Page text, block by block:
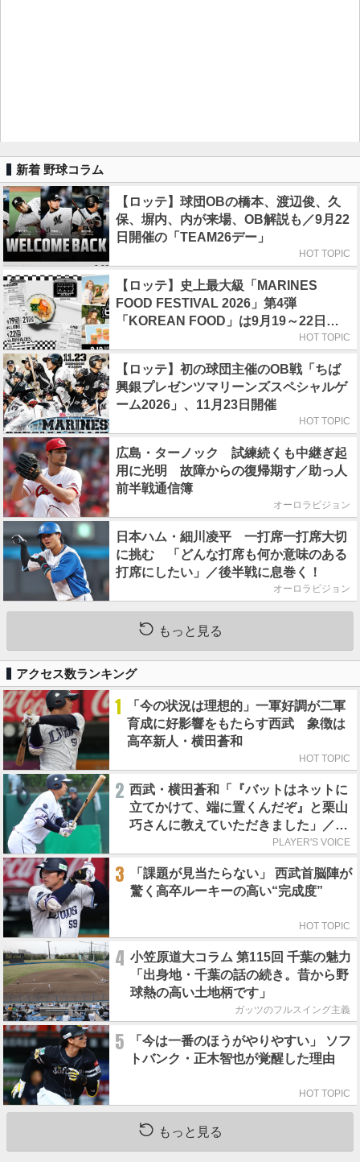
新着 野球コラム
【ロッテ】球団OBの橋本、渡辺俊、久
保、塀内、内が来場、OB解説も／9月22
日開催の「TEAM26デー」
HOT TOPIC
【ロッテ】史上最大級「MARINES
FOOD FESTIVAL 2026」第4弾
「KOREAN FOOD」は9月19～22日／
HOT TOPIC
【ロッテ】初の球団主催のOB戦「ちば
興銀プレゼンツマリーンズスペシャルゲ
ーム2026」、11月23日開催
HOT TOPIC
広島・ターノック 試練続くも中継ぎ起
用に光明 故障からの復帰期す／助っ人
前半戦通信簿
オーロラビジョン
日本ハム・細川凌平 一打席一打席大切
に挑む 「どんな打席も何か意味のある
打席にしたい」／後半戦に息巻く！
オーロラビジョン
もっと見る
アクセス数ランキング
1
「今の状況は理想的」一軍好調が二軍
育成に好影響をもたらす西武 象徴は
高卒新人・横田蒼和
HOT TOPIC
2 西武・横田蒼和「『バットはネットに
立てかけて、端に置くんだぞ』と栗山
巧さんに教えていただきました」／憧
PLAYER'S VOICE
3
「課題が見当たらない」 西武首脳陣が
驚く高卒ルーキーの高い“完成度”
HOT TOPIC
4 小笠原道大コラム 第115回 千葉の魅力
「出身地・千葉の話の続き。昔から野
球熱の高い土地柄です」
ガッツのフルスイング主義
5
「今は一番のほうがやりやすい」 ソフ
トバンク・正木智也が覚醒した理由
HOT TOPIC
もっと見る